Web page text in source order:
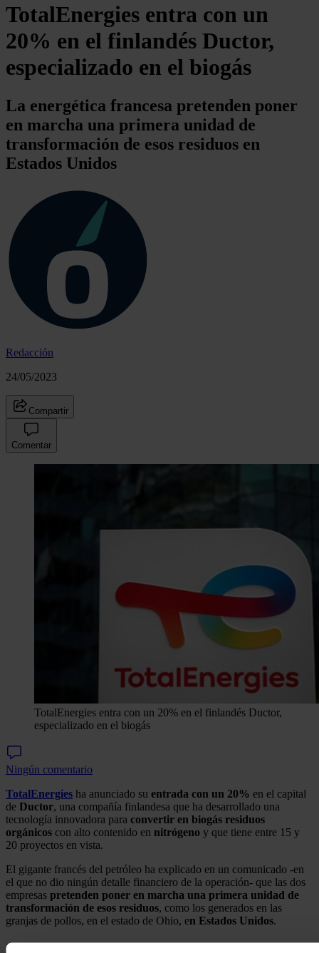
TotalEnergies entra con un
20% en el finlandés Ductor,
especializado en el biogás
La energética francesa pretenden poner
en marcha una primera unidad de
transformación de esos residuos en
Estados Unidos
Redacción
24/05/2023
Compartir
Comentar
TotalEnergies entra con un 20% en el finlandés Ductor,
especializado en el biogás
Ningún comentario
TotalEnergies ha anunciado su entrada con un 20% en el capital
de Ductor, una compañía finlandesa que ha desarrollado una
tecnología innovadora para convertir en biogás residuos
orgánicos con alto contenido en nitrógeno y que tiene entre 15 y
20 proyectos en vista.
El gigante francés del petróleo ha explicado en un comunicado -en
el que no dio ningún detalle financiero de la operación- que las dos
empresas pretenden poner en marcha una primera unidad de
transformación de esos residuos, como los generados en las
granjas de pollos, en el estado de Ohio, en Estados Unidos.
Los planes de TotalEnergies